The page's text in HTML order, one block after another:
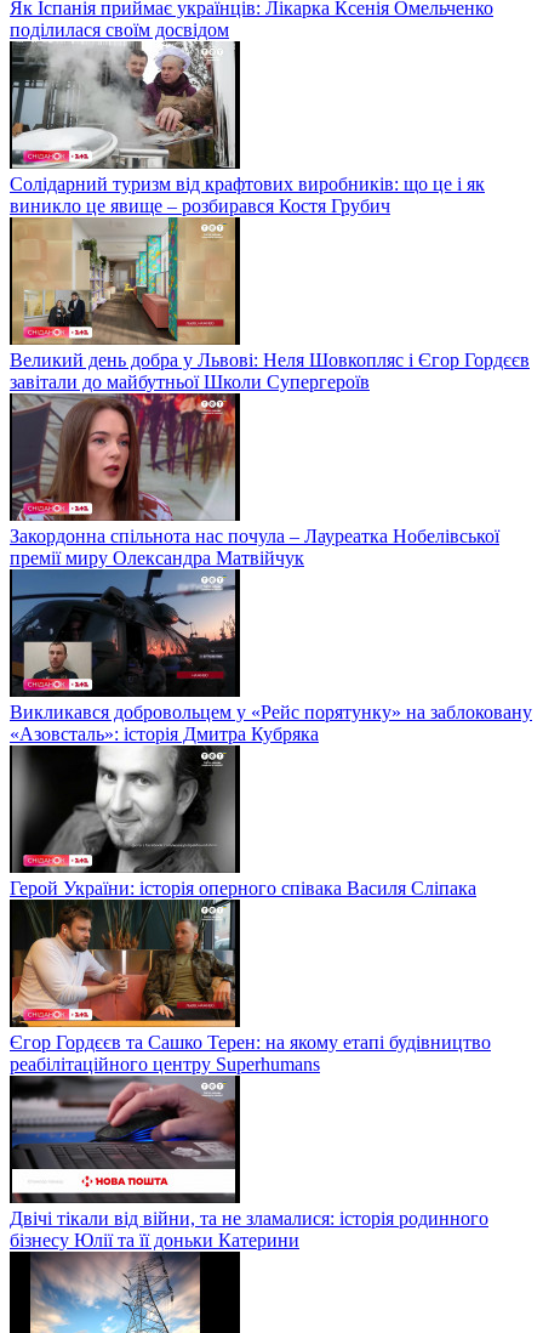
Як Іспанія приймає українців: Лікарка Ксенія Омельченко
поділилася своїм досвідом
Солідарний туризм від крафтових виробників: що це і як
виникло це явище – розбирався Костя Грубич
Великий день добра у Львові: Неля Шовкопляс і Єгор Гордєєв
завітали до майбутньої Школи Супергероїв
Закордонна спільнота нас почула – Лауреатка Нобелівської
премії миру Олександра Матвійчук
Викликався добровольцем у «Рейс порятунку» на заблоковану
«Азовсталь»: історія Дмитра Кубряка
Герой України: історія оперного співака Василя Сліпака
Єгор Гордєєв та Сашко Терен: на якому етапі будівництво
реабілітаційного центру Superhumans
Двічі тікали від війни, та не зламалися: історія родинного
бізнесу Юлії та її доньки Катерини